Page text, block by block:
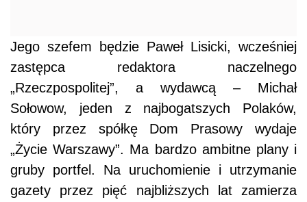
Jego szefem będzie Paweł Lisicki, wcześniej
zastępca redaktora naczelnego
„Rzeczpospolitej”, a wydawcą – Michał
Sołowow, jeden z najbogatszych Polaków,
który przez spółkę Dom Prasowy wydaje
„Życie Warszawy”. Ma bardzo ambitne plany i
gruby portfel. Na uruchomienie i utrzymanie
gazety przez pięć najbliższych lat zamierza